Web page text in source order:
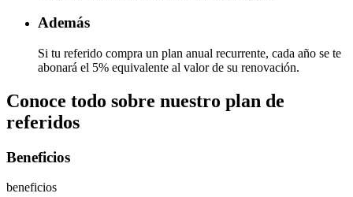
Además
Si tu referido compra un plan anual recurrente, cada año se te
abonará el 5% equivalente al valor de su renovación.
Conoce todo sobre nuestro plan de
referidos
Beneficios
beneficios